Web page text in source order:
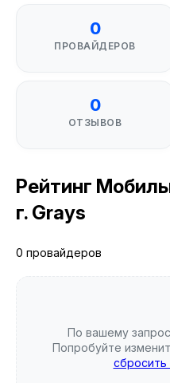
0
ПРОВАЙДЕРОВ
0
ОТЗЫВОВ
Рейтинг
г. Grays
0 провайдеров
По вашему
Попробуйте